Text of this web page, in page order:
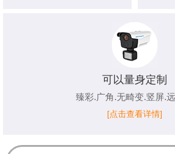
可以量身定制
臻彩.广角.无畸变.竖屏.
[点击查看详情]